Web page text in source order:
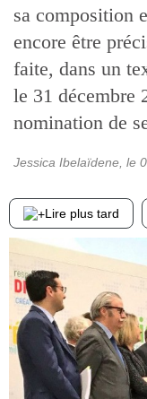
sa composition
encore être
faite, dans un
le 31 décembre
nomination de
Jessica Ibelaïdene , le
Lire plus tard